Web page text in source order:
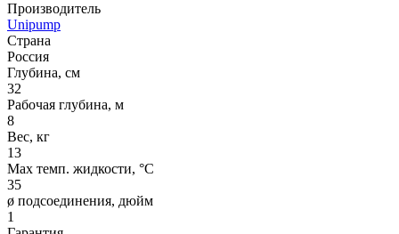
Производитель
Unipump
Страна
Россия
Глубина, см
32
Рабочая глубина, м
8
Вес, кг
13
Max темп. жидкости, °С
35
ø подсоединения, дюйм
1